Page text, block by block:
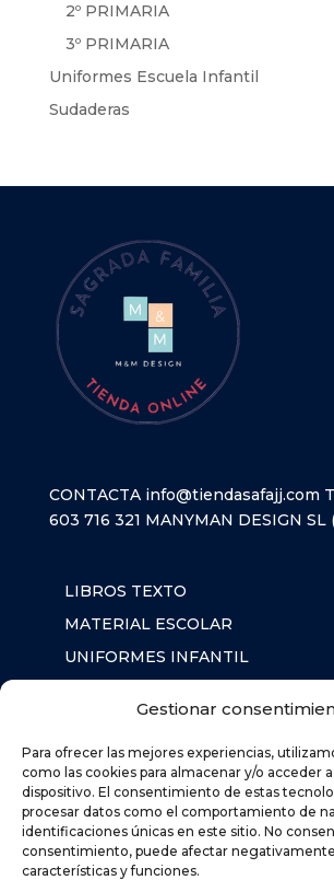
Gestionar
Para ofrecer las mejores experiencias,
como las cookies para almacenar y/o acceder
dispositivo. El consentimiento de estas
procesar datos como el comportamiento de
identificaciones únicas en este sitio. No
consentimiento, puede afectar
características y funciones.
2º PRIMARIA
3º PRIMARIA
Uniformes Escuela Infantil
Sudaderas
CONTACTA info@tiendasafajj.com
603 716 321 MANYMAN DESIGN SL
LIBROS TEXTO
MATERIAL ESCOLAR
UNIFORMES INFANTIL
AVISO LEGAL
POLÍTICA DE PRIVACIDAD
POLÍTICA DE COOKIES (UE)